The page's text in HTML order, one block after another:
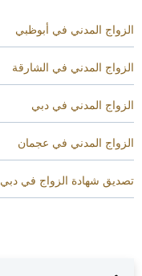
الزواج المدني في أبوظبي
الزواج المدني في الشارقة
الزواج المدني في دبي
الزواج المدني في عجمان
تصديق شهادة الزواج في دبي